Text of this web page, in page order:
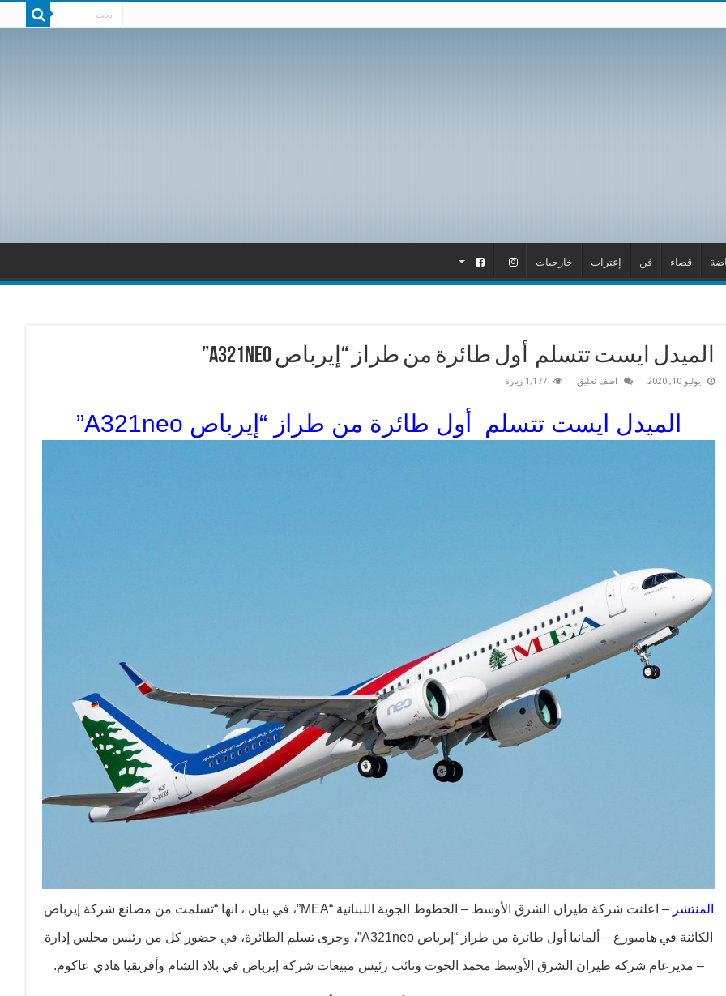
قضاء فن إغتراب خارجيات
الميدل ايست تتسلم أول طائرة من طراز “إيرباص A321neo”
يوليو 10, 2020 اضف تعليق 1,177 زيارة
الميدل ايست تتسلم أول طائرة من طراز “إيرباص A321neo”
المنتشر – اعلنت شركة طيران الشرق الأوسط – الخطوط الجوية اللبنانية “MEA”، في بيان ، انها “تسلمت من مصانع شركة إيرباص
الكائنة في هامبورغ – ألمانيا أول طائرة من طراز “إيرباص A321neo”، وجرى تسلم الطائرة، في حضور كل من رئيس مجلس إدارة
– مديرعام شركة طيران الشرق الأوسط محمد الحوت ونائب رئيس مبيعات شركة إيرباص في بلاد الشام وأفريقيا هادي عاكوم.